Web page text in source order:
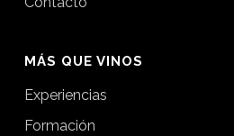
MÁS QUE VINOS
Experiencias
Formación